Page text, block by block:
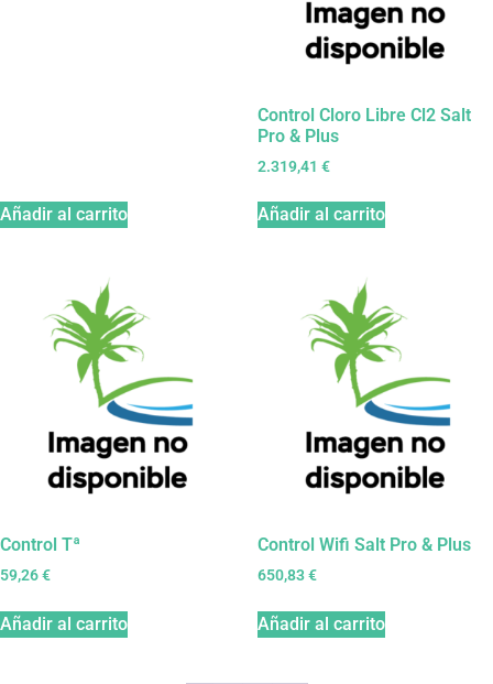
Añadir al carrito
Control Cloro Libre Cl2 Salt
Pro & Plus
2.319,41 €
Añadir al carrito
Control Tª
59,26€
Añadir al carrito
Control Wifi Salt Pro & Plus
650,83€
Añadir al carrito